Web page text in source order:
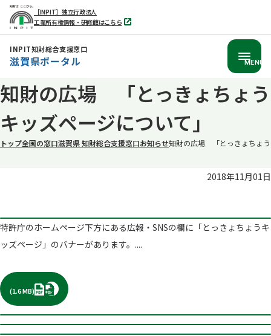
本
文
へ
［INPIT］独立行政法人
工業所有権情報・研修館はこちら
別
タ
INPIT知財総合支援窓口
滋賀県ポータル MENU
知財の広場 「とっきょちょう
キッズページについて」
トップ全国の窓口滋賀県 知財総合支援窓口お知らせ知財の広場 「とっきょちょ
2018年11月01日
特許庁のホームページ下方にある広報・SNSの欄に「とっきょちょうキ
ッズページ」のバナーがあります。....
(1.6 MB) PDF